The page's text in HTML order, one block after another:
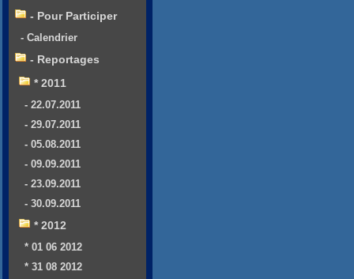
- Pour Participer
- Calendrier
- Reportages
* 2011
- 22.07.2011
- 29.07.2011
- 05.08.2011
- 09.09.2011
- 23.09.2011
- 30.09.2011
* 2012
* 01 06 2012
* 31 08 2012